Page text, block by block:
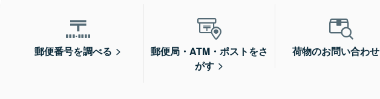
郵便番号を調べる
郵便局・ATM・ポストをさ
がす
荷物のお問い合わせ